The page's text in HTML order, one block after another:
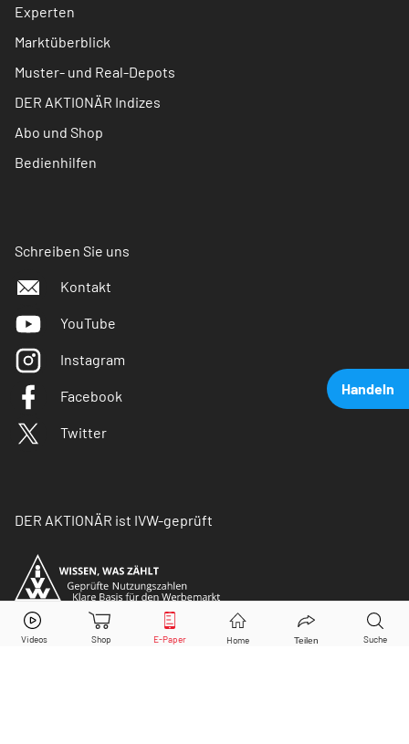
Handeln
BMW Aktie jetzt handeln?
Experten
Marktüberblick
Muster- und Real-Depots
DER AKTIONÄR Indizes
Abo und Shop
Bedienhilfen
Schreiben Sie uns
Kontakt
YouTube
Instagram
Facebook
Twitter
DER AKTIONÄR ist IVW-geprüft